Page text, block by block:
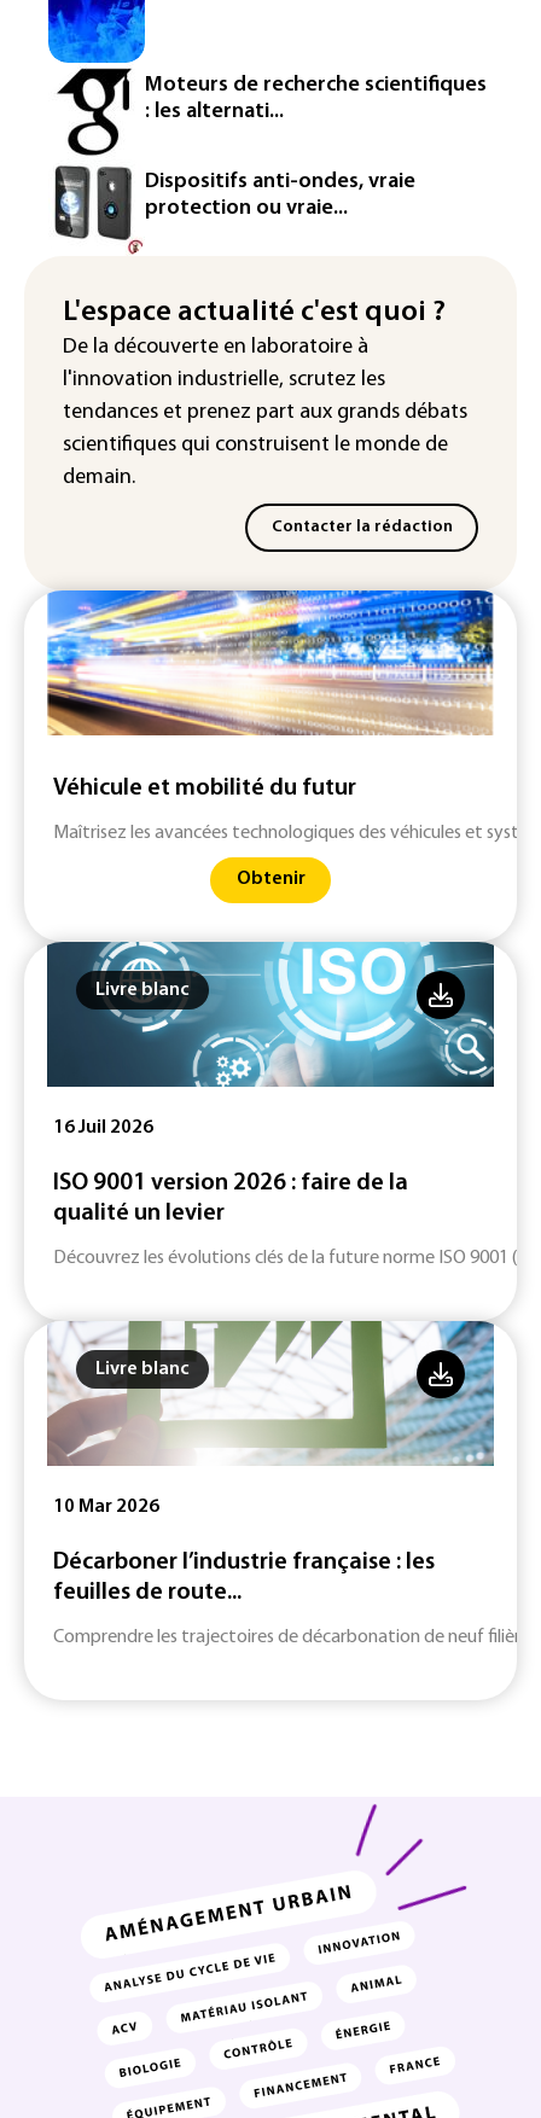
semiconducteurs et panneaux solaires
Washington étend le contrôle des
réseaux sociaux des étrangers
demandeurs de visas
Rugby: le Stade français victime d'une
cyberattaque
Enquête ouverte après la fuite des
d'Intermarché
La Slovaquie enregistre un record
absolu de 42,2°C (services
météorologiques)
Moteurs de recherche scientifiques
: les alternati...
Dispositifs anti-ondes, vraie
protection ou vraie...
L'espace actualité c'est quoi ?
De la découverte en laboratoire à
l'innovation industrielle, scrutez les
tendances et prenez part aux grands débats
scientifiques qui construisent le monde de
demain.
Contacter la rédaction
Véhicule et mobilité du futur
Maîtrisez les avancées technologiques des véhicules et
Obtenir
Livre blanc
16 Juil 2026
ISO 9001 version 2026 : faire de la
qualité un levier
Découvrez les évolutions clés de la future norme ISO 9001
Livre blanc
10 Mar 2026
Décarboner l’industrie française : les
feuilles de route...
Comprendre les trajectoires de décarbonation de neuf